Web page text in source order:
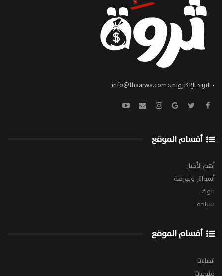
• البريد الإلكتروني: info@thaarwa.com
أقسام الموقع
أهم الأخبار
أسواق وبورصة
بنوك
سياحة
أقسام الموقع
اتصالات
منوعات